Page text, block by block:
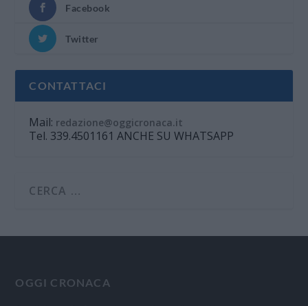
Facebook
Twitter
CONTATTACI
Mail: redazione@oggicronaca.it
Tel. 339.4501161 ANCHE SU WHATSAPP
OGGI CRONACA